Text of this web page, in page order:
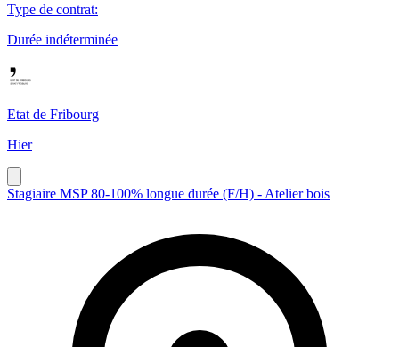
Type de contrat:
Durée indéterminée
Etat de Fribourg
Hier
Stagiaire MSP 80-100% longue durée (F/H) - Atelier bois